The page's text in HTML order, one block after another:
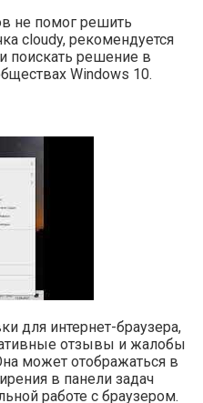
не помог решить
cloudy, рекомендуется
поискать решение в
Windows 10.
для интернет-браузера,
отзывы и жалобы
может отображаться в
в панели задач
работе с браузером.